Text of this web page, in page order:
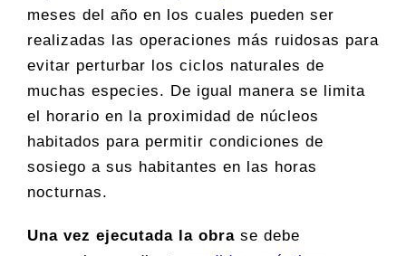
meses del año en los cuales pueden ser
realizadas las operaciones más ruidosas para
evitar perturbar los ciclos naturales de
muchas especies. De igual manera se limita
el horario en la proximidad de núcleos
habitados para permitir condiciones de
sosiego a sus habitantes en las horas
nocturnas.
Una vez ejecutada la obrase debe